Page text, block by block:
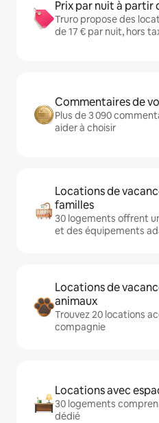
Prix par nuit à partir
Truro propose des
de 17 € par nuit, hors
Commentaires de
Plus de 3 090
aider à choisir
Locations de
familles
30 logements offrent
et des équipements
Locations de
animaux
Trouvez 20 locations
compagnie
Locations avec
30 logements
dédié